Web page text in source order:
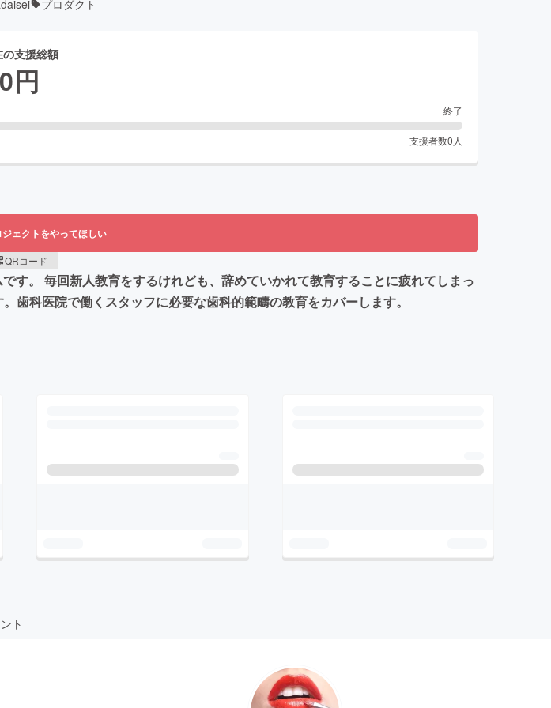
プロダクト
の支援総額
0円
終了
支援者数0 人
ェクトをやってほしい
QRコード
す。 毎回新人教育をするけれども、辞めていかれて教育することに疲れてしまっ
歯科医院で働くスタッフに必要な歯科的範疇の教育をカバーします。
ト